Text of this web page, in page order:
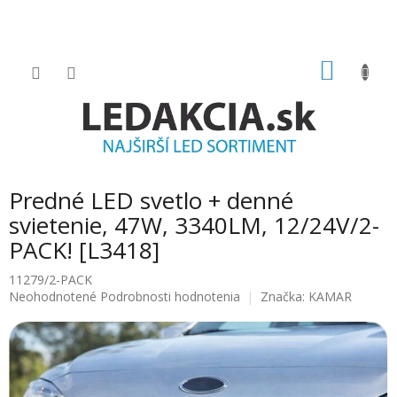
Predné LED svetlo + denné
svietenie, 47W, 3340LM, 12/24V/2-
PACK! [L3418]
11279/2-PACK
Priemerné
produktu
je
0.0
z
Neohodnotené Podrobnosti hodnotenia Značka: KAMAR